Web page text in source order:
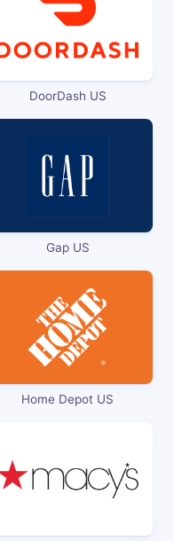
DoorDash US
Gap US
Home Depot US